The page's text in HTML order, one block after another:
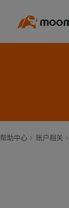
帮助中心 账户相关